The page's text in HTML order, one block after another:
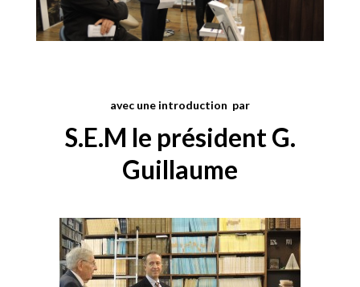
avec une introduction par
S.E.M le président G.
Guillaume